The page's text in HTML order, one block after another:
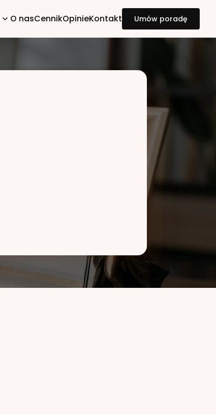
O nasCennikOpinieKontakt Umów poradę